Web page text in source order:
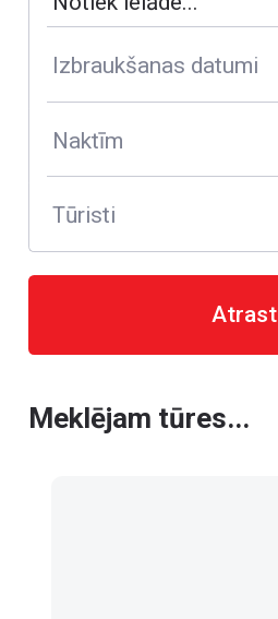
Izbraukšanas datumi
Naktīm
Tūristi
Atrast
Meklējam tūres...